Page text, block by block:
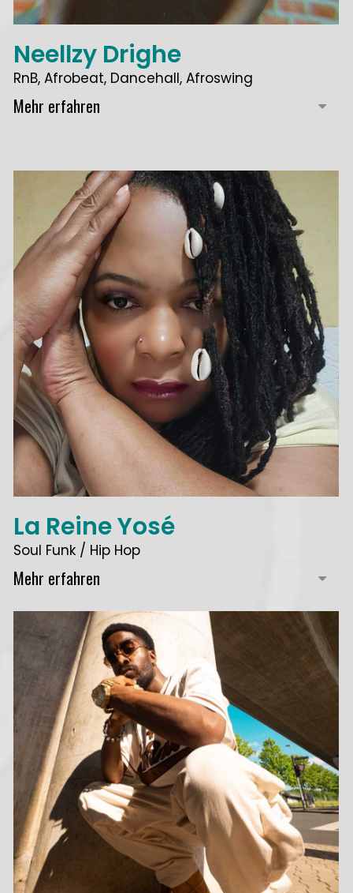
Neellzy Drighe
RnB, Afrobeat, Dancehall, Afroswing
Mehr erfahren
La Reine Yosé
Soul Funk / Hip Hop
Mehr erfahren